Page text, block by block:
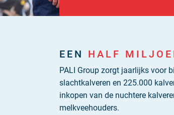
EEN HALF
PALI Group zorgt jaarlijks voor
slachtkalveren en 225.000
inkopen van de nuchtere
melkveehouders.